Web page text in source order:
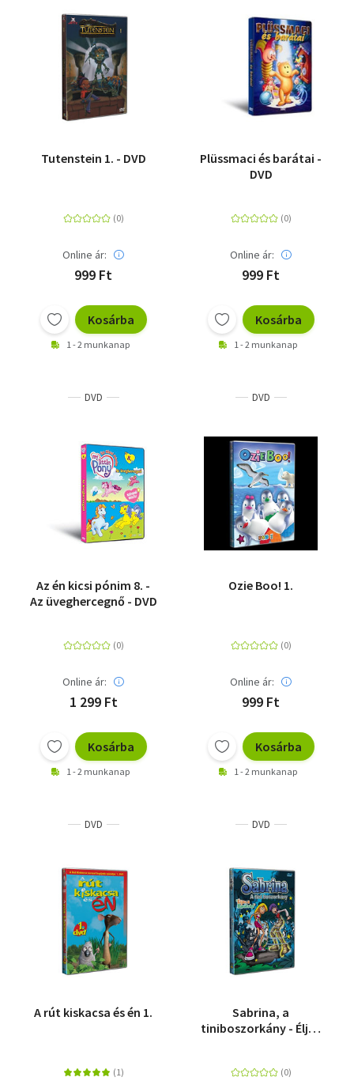
Tutenstein 1. - DVD
Online ár:
999 Ft
Kosárba
1 - 2 munkanap
Plüssmaci és barátai -
DVD
Online ár:
999 Ft
Kosárba
1 - 2 munkanap
DVD
Az én kicsi pónim 8. -
Az üveghercegnő - DVD
Online ár:
1 299 Ft
Kosárba
1 - 2 munkanap
DVD
Ozie Boo! 1.
Online ár:
999 Ft
Kosárba
1 - 2 munkanap
DVD
A rút kiskacsa és én 1.
DVD
Sabrina, a
tiniboszorkány - Éljen